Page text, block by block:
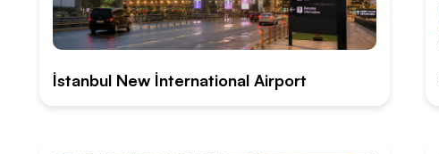
İstanbul New İnternational Airport